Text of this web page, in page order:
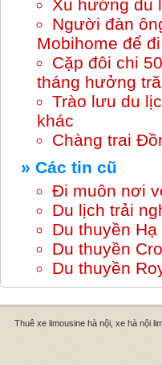
Xu hướng du
Người đàn
Mobihome để
Cặp đôi chi
tháng hưởng
Trào lưu du
khác
Chàng trai
» Các tin cũ
Đi muôn nơi
Du lịch trải
Du thuyền
Du thuyền
Du thuyền
Thuê xe limousine hà nội, xe hà nội